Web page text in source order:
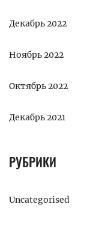
Декабрь 2022
Ноябрь 2022
Октябрь 2022
Декабрь 2021
РУБРИКИ
Uncategorised